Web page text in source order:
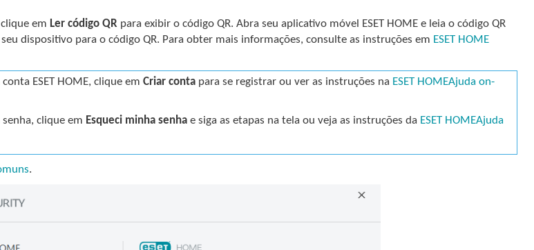
em Ler código QR para exibir o código QR. Abra seu aplicativo móvel ESET HOME e leia o código QR
dispositivo para o código QR. Para obter mais informações, consulte as instruções em ESET HOME
ESET HOME, clique emCriar conta para se registrar ou ver as instruções na ESET HOMEAjuda on-
senha, clique em Esqueci minha senha e siga as etapas na tela ou veja as instruções da ESET HOMEAjuda
.